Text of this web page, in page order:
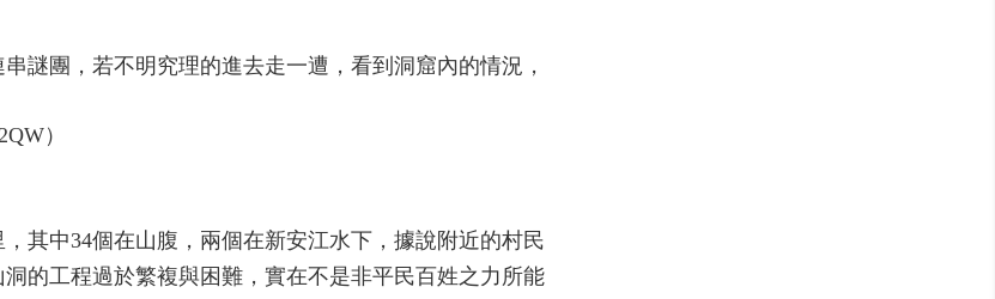
謎團，若不明究理的進去走一遭，看到洞窟內的情況，
其中34個在山腹，兩個在新安江水下，據說附近的村民
的工程過於繁複與困難，實在不是非平民百姓之力所能